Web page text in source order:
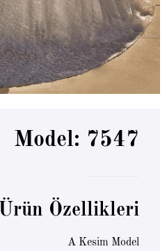
Model: 7547
Ürün Özellikleri
A Kesim Model